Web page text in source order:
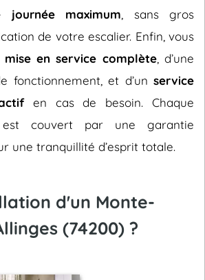
maximum , sans gros
de votre escalier. Enfin, vous
mise en service complète, d’une
fonctionnement, et d’un service
en cas de besoin. Chaque
est couvert par une garantie
une tranquillité d’esprit totale.
d'un Monte-
(74200) ?